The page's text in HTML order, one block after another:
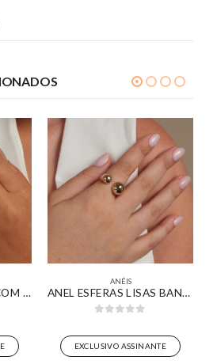
FALANGE DELICADA COM ZIRCÔNIA NAVETE CRISTAL E PONTOS DE LUZ BANHADO EM OURO 18K
ANÉIS
ANEL ESFERAS LISAS BANHADO EM OURO 18K
EXCLUSIVO ASSINANTE